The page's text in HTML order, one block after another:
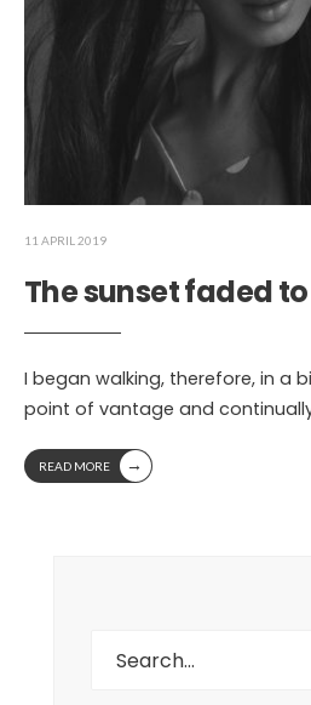
11 APRIL 2019
The sunset faded
I began walking, therefore, in a
point of vantage and
READ MORE →